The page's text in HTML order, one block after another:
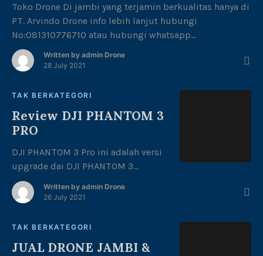
Toko Drone Di jambi yang terjamin berkualitas hanya di
PT. Arvindo Drone info lebih lanjut hubungi
No:081310776710 atau hubungi whatsapp
No:081994573224 DJI MAVIC terkenal akan portabilitas
dan desain foldablenya. Dua yang sekarang paling
PRO. Mana yang sesuai buatmu? Sebagai salah satu
Written by admin Drone
28 July 2021
TAK BERKATEGORI
Review DJI PHANTOM 3
PRO
DJI PHANTOM 3 Pro ini adalah versi
upgrade dai DJI PHANTOM 3
Standard dan Versi DJI PHANTOM 3
Advanced. Namun, Di Lini DJI
tertinggi. Karena diatas ini, masih
yang sudah mengusung kamera 4K.
Written by admin Drone
26 July 2021
TAK BERKATEGORI
JUAL DRONE JAMBI &